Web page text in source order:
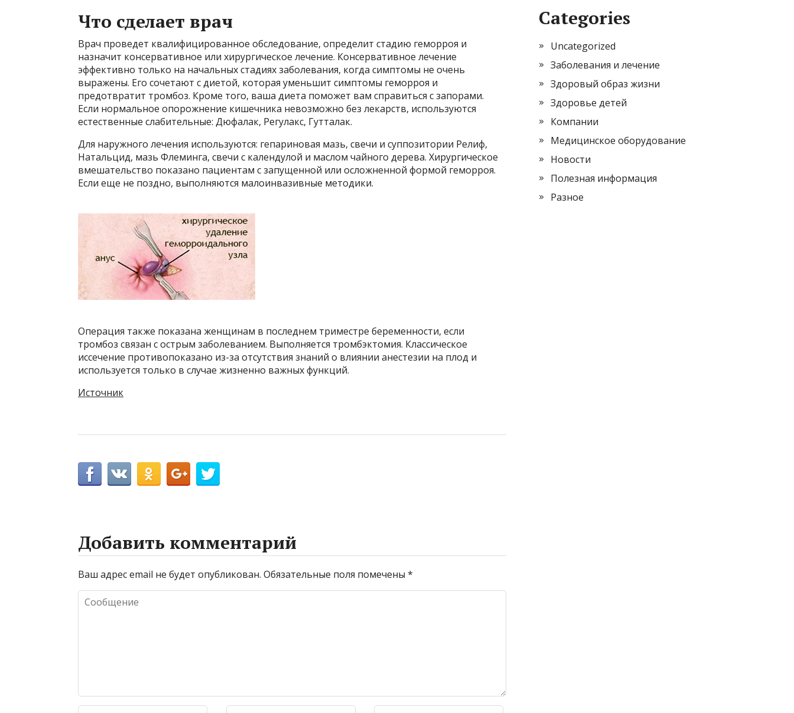
Что сделает врач
Врач проведет квалифицированное обследование, определит стадию геморроя и
назначит консервативное или хирургическое лечение. Консервативное лечение
эффективно только на начальных стадиях заболевания, когда симптомы не очень
выражены. Его сочетают с диетой, которая уменьшит симптомы геморроя и
предотвратит тромбоз. Кроме того, ваша диета поможет вам справиться с запорами.
Если нормальное опорожнение кишечника невозможно без лекарств, используются
естественные слабительные: Дюфалак, Регулакс, Гутталак.
Для наружного лечения используются: гепариновая мазь, свечи и суппозитории Релиф,
Натальцид, мазь Флеминга, свечи с календулой и маслом чайного дерева. Хирургическое
вмешательство показано пациентам с запущенной или осложненной формой геморроя.
Если еще не поздно, выполняются малоинвазивные методики.
Операция также показана женщинам в последнем триместре беременности, если
тромбоз связан с острым заболеванием. Выполняется тромбэктомия. Классическое
иссечение противопоказано из-за отсутствия знаний о влиянии анестезии на плод и
используется только в случае жизненно важных функций.
Источник
Добавить комментарий
Ваш адрес email не будет опубликован. Обязательные поля помечены *
Categories
Uncategorized
Заболевания и лечение
Здоровый образ жизни
Здоровье детей
Компании
Медицинское оборудование
Новости
Полезная информация
Разное